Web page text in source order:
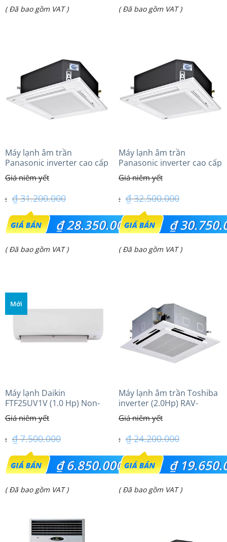
là:
Giá
₫ 9.000.000.
( Đã bao gồm VAT )
là:
Giá
₫ 40.600.000.
( Đã bao gồm VAT )
Máy lạnh âm trần
Panasonic inverter cao cấp
(2.5Hp) S-1821PU3HA/U-
21PRH1H5
₫31.200.000
Giá
gốc
là:
₫28.350.000
Giá
₫ 28.350.000.
( Đã bao gồm VAT )
Máy lạnh âm trần
Panasonic inverter cao cấp
(3.0Hp) S-2430PU3HA/U-
24PRH1H5
₫32.500.000
Giá
gốc
là:
₫
Giá
₫ 30.750.000.
( Đã bao gồm VAT )
Mới
Máy lạnh Daikin
FTF25UV1V (1.0 Hp) Non-
inverter Thái lan
₫7.500.000
Giá
gốc
là:
₫6.850.000
Giá
( Đã bao gồm VAT )
Máy lạnh âm trần Toshiba
inverter (2.0Hp) RAV-
GV1801AP-V
₫24.200.000
Giá
gốc
là:
₫
Giá
( Đã bao gồm VAT )